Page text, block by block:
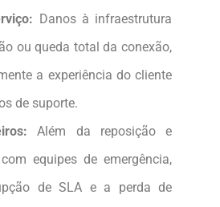
Danos à infraestrutura
ou queda total da conexão,
a experiência do cliente
de suporte.
Além da reposição e
equipes de emergência,
de SLA e a perda de